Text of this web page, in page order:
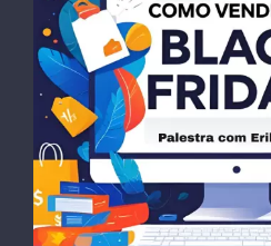
Palestrante de